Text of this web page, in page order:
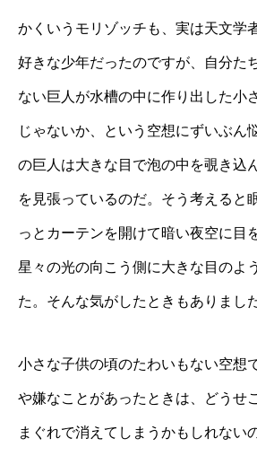
かくいうモリゾッチも、実は天文学
好きな少年だったのですが、自分た
ない巨人が水槽の中に作り出した小
じゃないか、という空想にずいぶん
の巨人は大きな目で泡の中を覗き込
を見張っているのだ。そう考えると
っとカーテンを開けて暗い夜空に目
星々の光の向こう側に大きな目のよ
た。そんな気がしたときもありました
小さな子供の頃のたわいもない空想
や嫌なことがあったときは、どうせ
まぐれで消えてしまうかもしれない